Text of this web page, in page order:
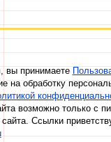
вы принимаете
на обработку
возможно только с
Ссылки